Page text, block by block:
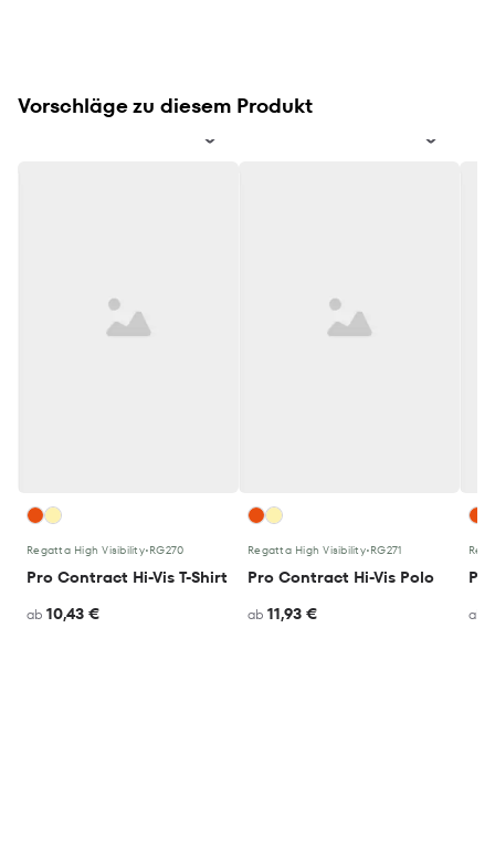
Vorschläge zu diesem Produkt
Regatta High Visibility•RG270
Pro Contract Hi-Vis T-Shirt
ab 10,43 €
Regatta High Visibility•RG271
Pro Contract Hi-Vis Polo
ab 11,93 € ab